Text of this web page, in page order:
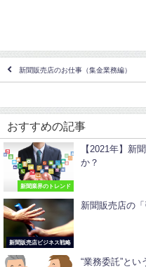
新聞販売店のお仕事（集金業務編）
おすすめの記事
新聞業界のトレンド
【2021年】新
か？
新聞販売店ビジネス戦略
新聞販売店の
“業務委託”と